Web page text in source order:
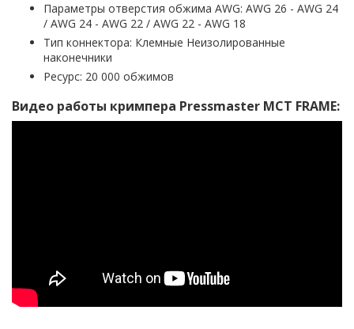
Параметры отверстия обжима AWG: AWG 26 - AWG 24
/ AWG 24 - AWG 22 / AWG 22 - AWG 18
Тип коннектора: Клемные Неизолированные
наконечники
Ресурс: 20 000 обжимов
Видео работы кримпера Pressmaster MCT FRAME: